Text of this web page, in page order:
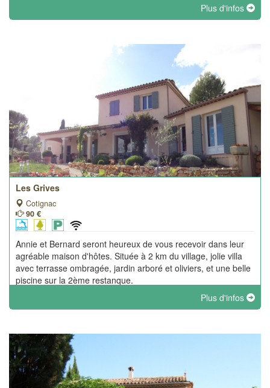
Plus d'infos
Les Grives
Cotignac
90 €
Annie et Bernard seront heureux de vous recevoir dans leur
agréable maison d'hôtes. Située à 2 km du village, jolie villa
avec terrasse ombragée, jardin arboré et oliviers, et une belle
piscine sur la 2ème restanque.
Plus d'infos